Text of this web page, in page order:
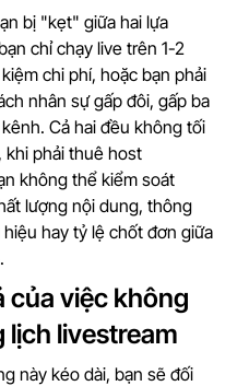
bị "kẹt" giữa hai lựa
chỉ chạy live trên 1-2
chi phí, hoặc bạn phải
nhân sự gấp đôi, gấp ba
Cả hai đều không tối
khi phải thuê host
không thể kiểm soát
lượng nội dung, thông
hay tỷ lệ chốt đơn giữa
của việc không
lịch livestream
này kéo dài, bạn sẽ đối